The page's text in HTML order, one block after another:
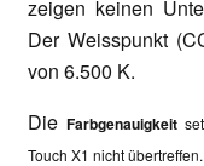
zeigen keinen
Der Weisspunkt
von 6.500 K.
DieFarbgenauigkeit
Touch X1 nicht